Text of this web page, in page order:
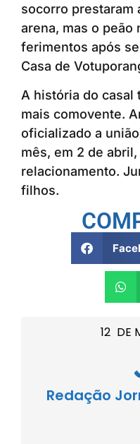
12 DE
Redação
socorro prestaram
arena, mas o peão
ferimentos após
Casa de
A história do casal
mais comovente.
oficializado a
mês, em 2 de
relacionamento.
filhos.